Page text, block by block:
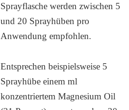
Sprayflasche werden zwischen 5
und 20 Sprayhüben pro
Anwendung empfohlen.
Entsprechen beispielsweise 5
Sprayhübe einem ml
konzentriertem Magnesium Oil